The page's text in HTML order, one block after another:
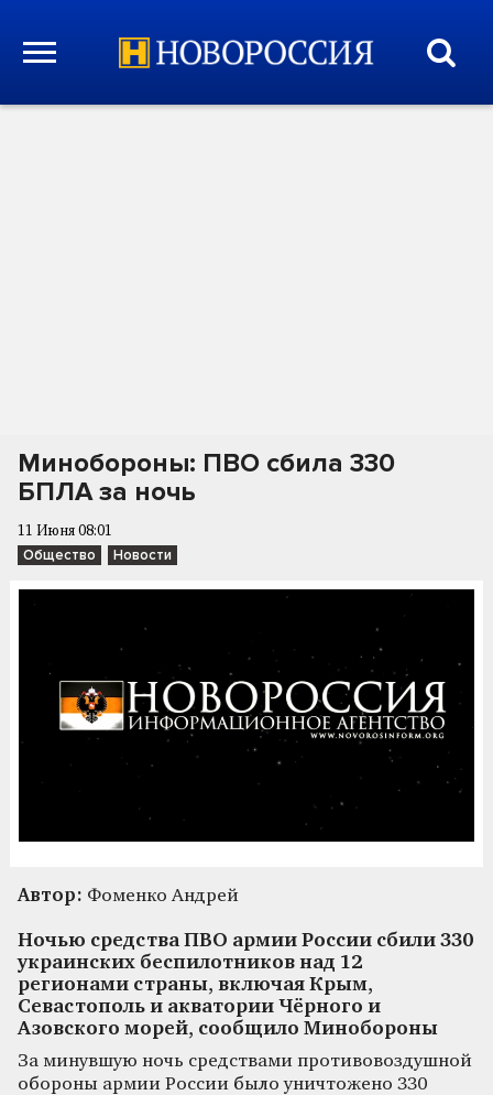
Минобороны: ПВО сбила 330
БПЛА за ночь
11 Июня 08:01
Общество Новости
Автор: Фоменко Андрей
Ночью средства ПВО армии России сбили 330
украинских беспилотников над 12
регионами страны, включая Крым,
Севастополь и акватории Чёрного и
Азовского морей, сообщило Минобороны
За минувшую ночь средствами противовоздушной
обороны армии России было уничтожено 330